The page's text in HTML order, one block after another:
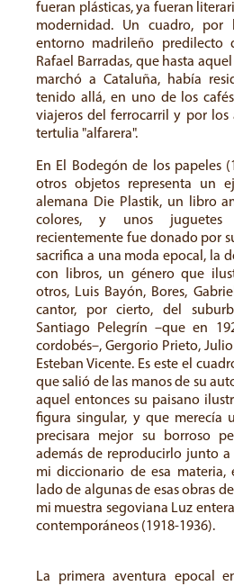
fueran plásticas, ya fueran
modernidad. Un cuadro, por
entorno madrileño predilecto
Rafael Barradas, que hasta
marchó a Cataluña, había
tenido allá, en uno de los
viajeros del ferrocarril y por los
tertulia "alfarera".
En El Bodegón de los papeles
otros objetos representa un
alemana Die Plastik, un libro
colores, y unos
recientemente fue donado por
sacrifica a una moda epocal, la
con libros, un género que
otros, Luis Bayón, Bores,
cantor, por cierto, del
Santiago Pelegrín –que en
cordobés–, Gergorio Prieto,
Esteban Vicente. Es este el
que salió de las manos de su
aquel entonces su paisano
figura singular, y que merecía
precisara mejor su borroso
además de reproducirlo junto
mi diccionario de esa materia,
lado de algunas de esas obras
mi muestra segoviana Luz
contemporáneos (1918-1936).
La primera aventura epocal